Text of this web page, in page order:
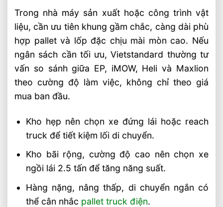
Trong nhà máy sản xuất hoặc công trình vật
liệu, cần ưu tiên khung gầm chắc, càng dài phù
hợp pallet và lốp đặc chịu mài mòn cao. Nếu
ngân sách cần tối ưu, Vietstandard thường tư
vấn so sánh giữa EP, iMOW, Heli và Maxlion
theo cường độ làm việc, không chỉ theo giá
mua ban đầu.
Kho hẹp nên chọn xe đứng lái hoặc reach
truck để tiết kiệm lối di chuyển.
Kho bãi rộng, cường độ cao nên chọn xe
ngồi lái 2.5 tấn để tăng năng suất.
Hàng nặng, nâng thấp, di chuyển ngắn có
thể cân nhắc pallet truck điện.